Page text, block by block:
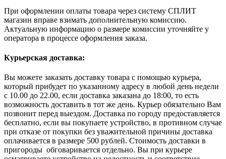
При оформлении оплаты товара через систему СПЛИТ
магазин вправе взимать дополнительную комиссию.
Актуальную информацию о размере комиссии уточняйте у
оператора в процессе оформления заказа.
Курьерская доставка:
Вы можете заказать доставку товара с помощью курьера,
который прибудет по указанному адресу в любой день недели
с 10.00 до 22.00, если доставка заказана до 18:00, то есть
возможность доставить в тот же день. Курьер обязательно Вам
позвонит перед выездом. Доставка по городу предоставляется
бесплатно, если вы покупаете устройство, в противном случае
при отказе от покупки без уважительной причины доставка
оплачивается в размере 500 рублей. Стоимость доставки в
пригороды обговаривается отдельно. Вы при курьере